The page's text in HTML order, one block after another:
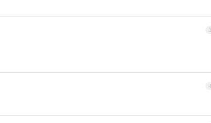
3
4